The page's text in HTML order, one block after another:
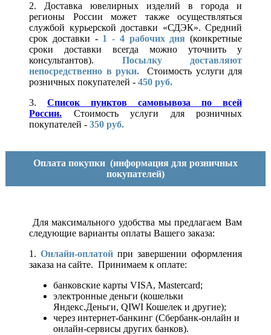
2. Доставка ювелирных изделий в города и
регионы России может также осуществляться
службой курьерской доставки «СДЭК». Средний
срок доставки - 1 - 4 рабочих дня (конкретные
сроки доставки всегда можно уточнить у
консультантов). Посылку доставляют
непосредственно в руки.
Стоимость услуги для
розничных покупателей - 450 руб.
3. Список пунктов самовывоза по всей
России.
Стоимость услуги для розничных
покупателей - 350 руб.
Оплата покупки (информация для розничных
покупателей)
Для максимального удобства мы предлагаем Вам
следующие варианты оплаты Вашего заказа:
1. Онлайн-оплатой при завершении оформления
заказа на сайте. Принимаем к оплате:
банковские карты VISA, Mastercard;
электронные деньги (кошельки
Яндекс.Деньги, QIWI Кошелек и другие);
через интернет-банкинг (Сбербанк-онлайн и
онлайн-сервисы других банков).